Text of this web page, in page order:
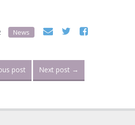
News
post Next post →